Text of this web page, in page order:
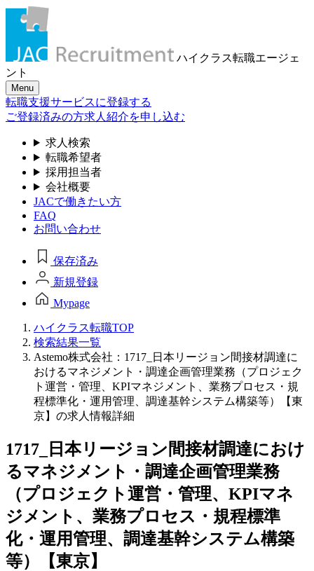
ハイクラス転職エージェ
ント
Menu
転職支援サービスに登録する
ご登録済みの方求人紹介を申し込む
求人検索
転職希望者
採用担当者
会社概要
JACで働きたい方
FAQ
お問い合わせ
保存済み
新規登録
Mypage
ハイクラス転職TOP
検索結果一覧
Astemo株式会社：1717_日本リージョン間接材調達に
おけるマネジメント・調達企画管理業務（プロジェク
ト運営・管理、KPIマネジメント、業務プロセス・規
程標準化・運用管理、調達基幹システム構築等）【東
京】の求人情報詳細
1717_日本リージョン間接材調達におけ
るマネジメント・調達企画管理業務
（プロジェクト運営・管理、KPIマネ
ジメント、業務プロセス・規程標準
化・運用管理、調達基幹システム構築
等）【東京】